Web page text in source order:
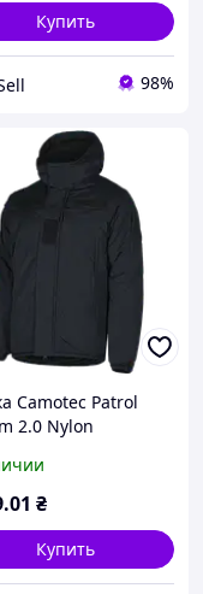
Купить
98%
Camotec Patrol
2.0 Nylon
.01 ₴
Купить